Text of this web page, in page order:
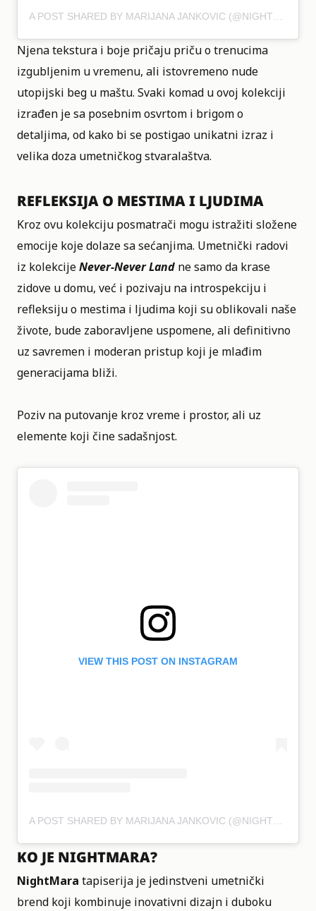
Njena tekstura i boje pričaju priču o trenucima
izgubljenim u vremenu, ali istovremeno nude
utopijski beg u maštu. Svaki komad u ovoj kolekciji
izrađen je sa posebnim osvrtom i brigom o
detaljima, od kako bi se postigao unikatni izraz i
velika doza umetničkog stvaralaštva.
REFLEKSIJA O MESTIMA I LJUDIMA
Kroz ovu kolekciju posmatrači mogu istražiti složene
emocije koje dolaze sa sećanjima. Umetnički radovi
iz kolekcijeNever-Never Land ne samo da krase
zidove u domu, već i pozivaju na introspekciju i
refleksiju o mestima i ljudima koji su oblikovali naše
živote, bude zaboravljene uspomene, ali definitivno
uz savremen i moderan pristup koji je mlađim
generacijama bliži.
Poziv na putovanje kroz vreme i prostor, ali uz
elemente koji čine sadašnjost.
VIEW THIS POST ON INSTAGRAM
KO JE NIGHTMARA?
NightMara tapiserija je jedinstveni umetnički
brend koji kombinuje inovativni dizajn i duboku